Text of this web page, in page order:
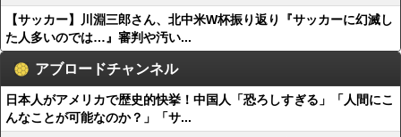
【サッカー】川淵三郎さん、北中米W杯振り返り『サッカーに幻滅し
た人多いのでは…』審判や汚い...
アブロードチャンネル
日本人がアメリカで歴史的快挙！中国人「恐ろしすぎる」「人間にこ
んなことが可能なのか？」「サ...